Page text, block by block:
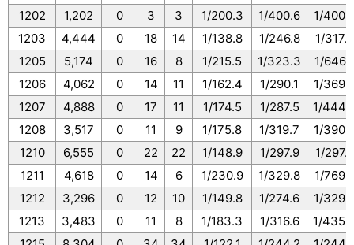
1202
1,202 0 3 3 1/200.3 1/400.6
1/
1203
4,444 0 18 14 1/138.8 1/246.8
1/317.4
1205
5,174 0 16 8 1/215.5 1/323.3
1/
1206
4,062 0 14 11 1/162.4 1/290.1
1/
1207
4,888 0 17 11 1/174.5 1/287.5
1/
1208
3,517 0 11 9 1/175.8 1/319.7
1/
1210
6,555 0 22 22 1/148.9 1/297.9
1/297.9
1211
4,618 0 14 6 1/230.9 1/329.8
1/
1212
3,296 0 12 10 1/149.8 1/274.6
1/
1213
3,483 0 11 8 1/183.3 1/316.6
1/